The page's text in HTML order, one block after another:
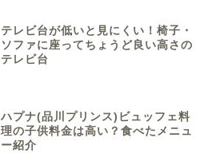
テレビ台が低いと見にくい！椅子・
ソファに座ってちょうど良い高さの
テレビ台
ハプナ(品川プリンス)ビュッフェ料
理の子供料金は高い？食べたメニュ
ー紹介